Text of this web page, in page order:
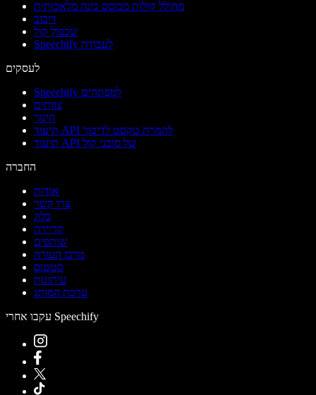
מחולל קולות מבוסס בינה מלאכותית
דיבוב
שכפול קול
Speechify לעבודה
לעסקים
Speechify למפתחים
צוותים
חינוך
תיעוד API להמרת טקסט לדיבור
תיעוד API של סוכני קול
החברה
אודות
צרו קשר
בלוג
קריירה
שותפים
מרכז העזרה
סטטוס
עיתונות
ערכת המותג
עקבו אחרי Speechify